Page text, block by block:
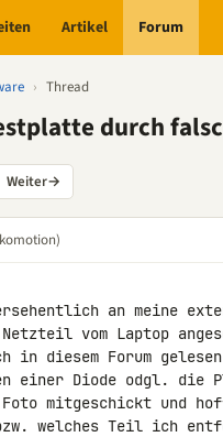
Artikel Forum
› Thread
durch
Weiter→
an meine
Netzteil vom Laptop
in diesem Forum
einer Diode odgl. die
mitgeschickt und
welches Teil ich